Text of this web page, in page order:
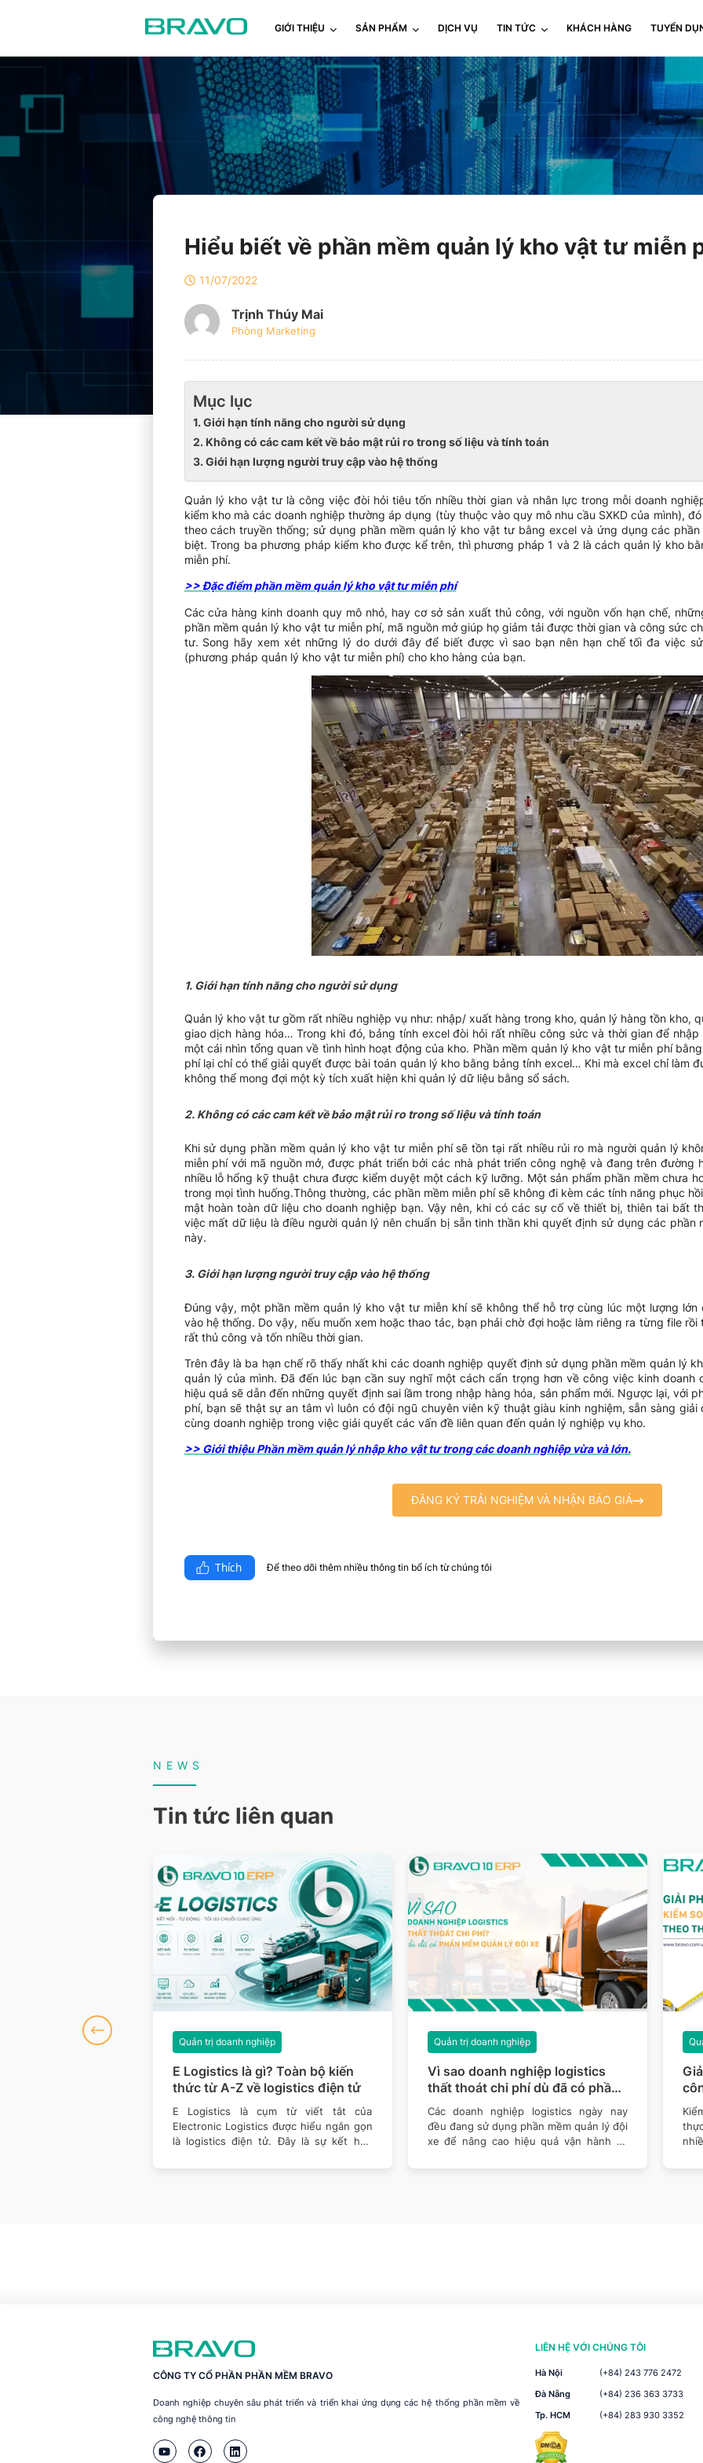
GIỚI THIỆU SẢN PHẨM DỊCH VỤ TIN TỨC KHÁCH HÀNG TUYỂN
Hiểu biết về phần mềm quản lý kho vật tư miễn
11/07/2022
Trịnh Thúy Mai
Phòng Marketing
Mục lục
1. Giới hạn tính năng cho người sử dụng
2. Không có các cam kết về bảo mật rủi ro trong số liệu và tính toán
3. Giới hạn lượng người truy cập vào hệ thống
Quản lý kho vật tư là công việc đòi hỏi tiêu tốn nhiều thời gian và nhân lực trong mỗi doanh
kiểm kho mà các doanh nghiệp thường áp dụng (tùy thuộc vào quy mô nhu cầu SXKD của mình),
theo cách truyền thống; sử dụng phần mềm quản lý kho vật tư bằng excel và ứng dụng các
biệt. Trong ba phương pháp kiểm kho được kể trên, thì phương pháp 1 và 2 là cách quản lý kho
miễn phí.
>> Đặc điểm phần mềm quản lý kho vật tư miễn phí
Các cửa hàng kinh doanh quy mô nhỏ, hay cơ sở sản xuất thủ công, với nguồn vốn hạn chế,
phần mềm quản lý kho vật tư miễn phí, mã nguồn mở giúp họ giảm tải được thời gian và công sức
tư. Song hãy xem xét những lý do dưới đây để biết được vì sao bạn nên hạn chế tối đa việc
(phương pháp quản lý kho vật tư miễn phí) cho kho hàng của bạn.
1. Giới hạn tính năng cho người sử dụng
Quản lý kho vật tư gồm rất nhiều nghiệp vụ như: nhập/ xuất hàng trong kho, quản lý hàng tồn kho,
giao dịch hàng hóa… Trong khi đó, bảng tính excel đòi hỏi rất nhiều công sức và thời gian để
một cái nhìn tổng quan về tình hình hoạt động của kho. Phần mềm quản lý kho vật tư miễn phí
phí lại chỉ có thể giải quyết được bài toán quản lý kho bằng bảng tính excel… Khi mà excel chỉ làm
không thể mong đợi một kỳ tích xuất hiện khi quản lý dữ liệu bằng sổ sách.
2. Không có các cam kết về bảo mật rủi ro trong số liệu và tính toán
Khi sử dụng phần mềm quản lý kho vật tư miễn phí sẽ tồn tại rất nhiều rủi ro mà người quản lý
miễn phí với mã nguồn mở, được phát triển bởi các nhà phát triển công nghệ và đang trên đường
nhiều lỗ hổng kỹ thuật chưa được kiểm duyệt một cách kỹ lưỡng. Một sản phẩm phần mềm chưa
trong mọi tình huống.Thông thường, các phần mềm miễn phí sẽ không đi kèm các tính năng phục
mật hoàn toàn dữ liệu cho doanh nghiệp bạn. Vậy nên, khi có các sự cố về thiết bị, thiên tai bất
việc mất dữ liệu là điều người quản lý nên chuẩn bị sẵn tinh thần khi quyết định sử dụng các phần
này.
3. Giới hạn lượng người truy cập vào hệ thống
Đúng vậy, một phần mềm quản lý kho vật tư miễn khí sẽ không thể hỗ trợ cùng lúc một lượng
vào hệ thống. Do vậy, nếu muốn xem hoặc thao tác, bạn phải chờ đợi hoặc làm riêng ra từng file
rất thủ công và tốn nhiều thời gian.
Trên đây là ba hạn chế rõ thấy nhất khi các doanh nghiệp quyết định sử dụng phần mềm quản lý
quản lý của mình. Đã đến lúc bạn cần suy nghĩ một cách cẩn trọng hơn về công việc kinh doanh
hiệu quả sẽ dẫn đến những quyết định sai lầm trong nhập hàng hóa, sản phẩm mới. Ngược lại, với
phí, bạn sẽ thật sự an tâm vì luôn có đội ngũ chuyên viên kỹ thuật giàu kinh nghiệm, sẵn sàng
cùng doanh nghiệp trong việc giải quyết các vấn đề liên quan đến quản lý nghiệp vụ kho.
>> Giới thiệu Phần mềm quản lý nhập kho vật tư trong các doanh nghiệp vừa và lớn.
ĐĂNG KÝ TRẢI NGHIỆM VÀ NHẬN BÁO GIÁ
Thích Để theo dõi thêm nhiều thông tin bổ ích từ chúng tôi​
NEWS
Tin tức liên quan
E Logistics là gì? Toàn bộ kiến
thức từ A-Z về logistics điện tử
Quản trị doanh nghiệp
E Logistics là cụm từ viết tắt của
Electronic Logistics được hiểu ngắn gọn
là logistics điện tử. Đây là sự kết hợp
Vì sao doanh nghiệp logistics
thất thoát chi phí dù đã có phần
mềm quản lý đội xe?
Quản trị doanh nghiệp
Các doanh nghiệp logistics ngày nay
đều đang sử dụng phần mềm quản lý đội
xe để nâng cao hiệu quả vận hành và
CÔNG TY CỔ PHẦN PHẦN MỀM BRAVO
Doanh nghiệp chuyên sâu phát triển và triển khai ứng dụng các hệ thống phần mềm về
công nghệ thông tin
LIÊN HỆ VỚI CHÚNG TÔI
Hà Nội
(+84) 243 776 2472
Đà Nẵng
(+84) 236 363 3733
Tp. HCM
(+84) 283 930 3352